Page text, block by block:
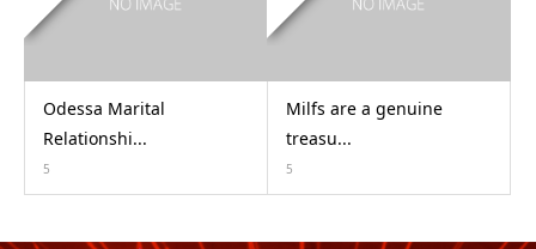
Odessa Marital
Relationshi...
5
Milfs are a genuine
treasu...
5